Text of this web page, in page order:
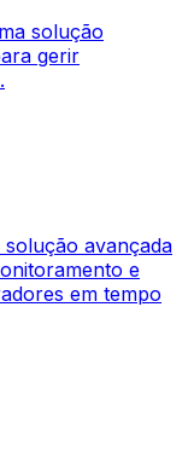
solução
gerir
avançada
e
em tempo